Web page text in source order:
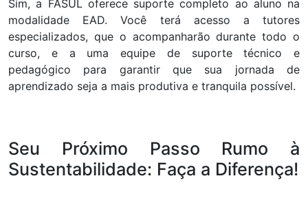
Sim, a FASUL oferece suporte completo ao aluno na
modalidade EAD. Você terá acesso a tutores
especializados, que o acompanharão durante todo o
curso, e a uma equipe de suporte técnico e
pedagógico para garantir que sua jornada de
aprendizado seja a mais produtiva e tranquila possível.
Seu Próximo Passo Rumo à
Sustentabilidade: Faça a Diferença!